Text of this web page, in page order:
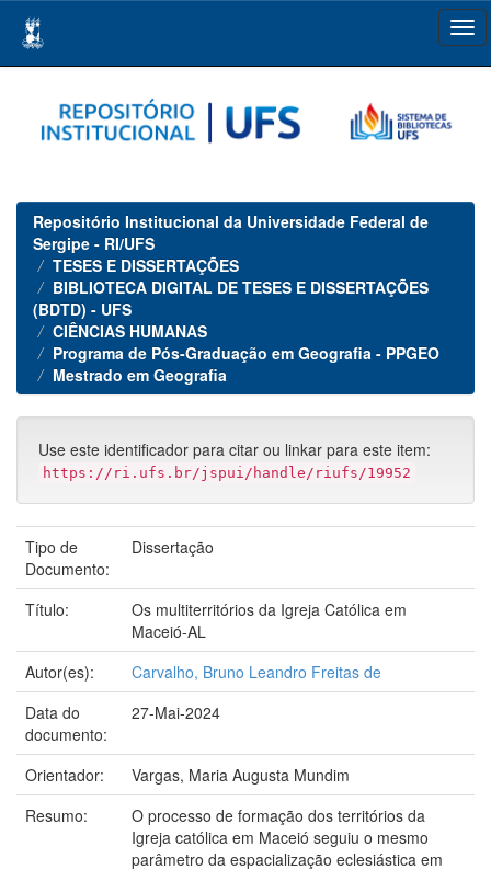
navigation
Repositório Institucional da Universidade Federal de
Sergipe - RI/UFS
TESES E DISSERTAÇÕES
BIBLIOTECA DIGITAL DE TESES E DISSERTAÇÕES
(BDTD) - UFS
CIÊNCIAS HUMANAS
Programa de Pós-Graduação em Geografia - PPGEO
Mestrado em Geografia
Use este identificador para citar ou linkar para este item:
https://ri.ufs.br/jspui/handle/riufs/19952
Tipo de
Documento:
Dissertação
Título:
Os multiterritórios da Igreja Católica em
Maceió-AL
Autor(es):
Carvalho, Bruno Leandro Freitas de
Data do
documento:
27-Mai-2024
Orientador:
Vargas, Maria Augusta Mundim
Resumo:
O processo de formação dos territórios da
Igreja católica em Maceió seguiu o mesmo
parâmetro da espacialização eclesiástica em